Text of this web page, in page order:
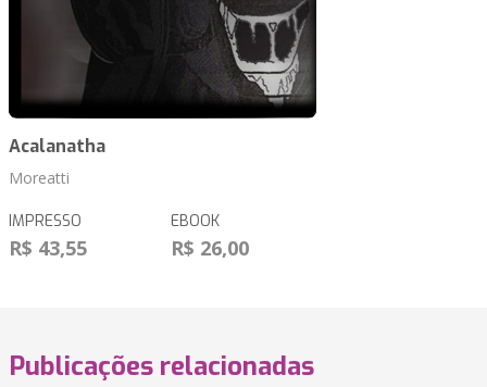
Acalanatha
Moreatti
IMPRESSO
R$ 43,55
EBOOK
R$ 26,00
Publicações relacionadas